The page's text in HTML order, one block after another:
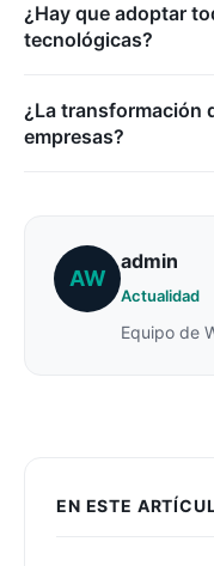
EN ESTE
¿Hay que adoptar
tecnológicas?
¿La transformación
empresas?
AW
admin
Actualidad
Equipo de